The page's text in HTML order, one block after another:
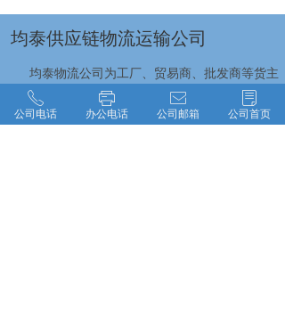
ꂅ
公司电话
ꁧ
办公电话
ꂘ
公司邮箱
ꂓ
公司首页
均泰物流公司为工厂、贸易商、批发商等货主
提供整车、零担、大件运输、普快特快、搬家搬
厂、回程车调用等全方位的物流服务，由于市场
的车价随季节和气候的变化而变化，所以价格没
均泰供应链物流运输公司